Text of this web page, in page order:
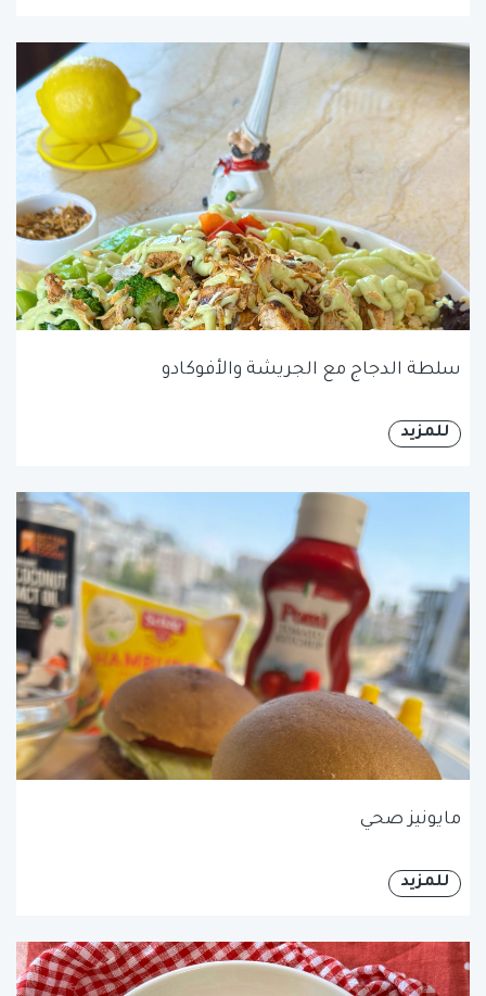
سلطة الدجاج مع الجريشة والأفوكادو
للمزيد
مايونيز صحي
للمزيد